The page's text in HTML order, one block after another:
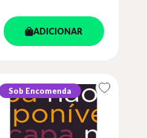
ADICIONAR
Sob Encomenda